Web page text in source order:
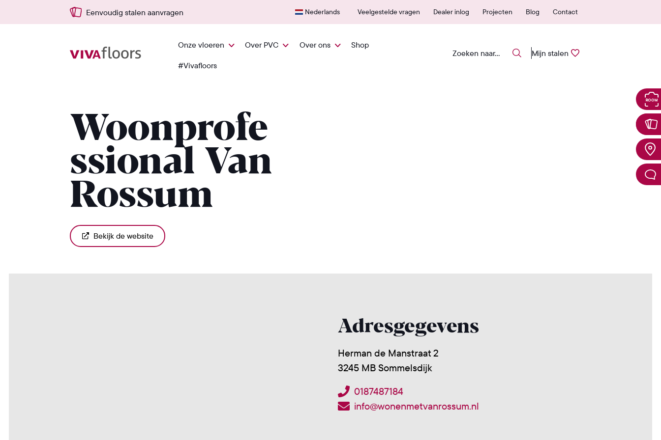
Eenvoudig stalen aanvragen Snel vanuit NL geleverd 600+ erkende verkooppunten
Nederlands Veelgestelde vragen Dealer inlog Projecten Blog Contact
Onze vloeren Over PVC Over ons Shop
#Vivafloors
Mijn stalen
Woonprofe
ssional Van
Rossum
Bekijk de website
Adresgegevens
Herman de Manstraat 2
3245 MB Sommelsdijk
0187487184
info@wonenmetvanrossum.nl